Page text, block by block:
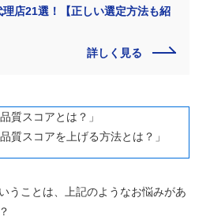
理店21選！【正しい選定方法も紹
詳しく見る
質スコアとは？」
質スコアを上げる方法とは？」
うことは、上記のようなお悩みがあ